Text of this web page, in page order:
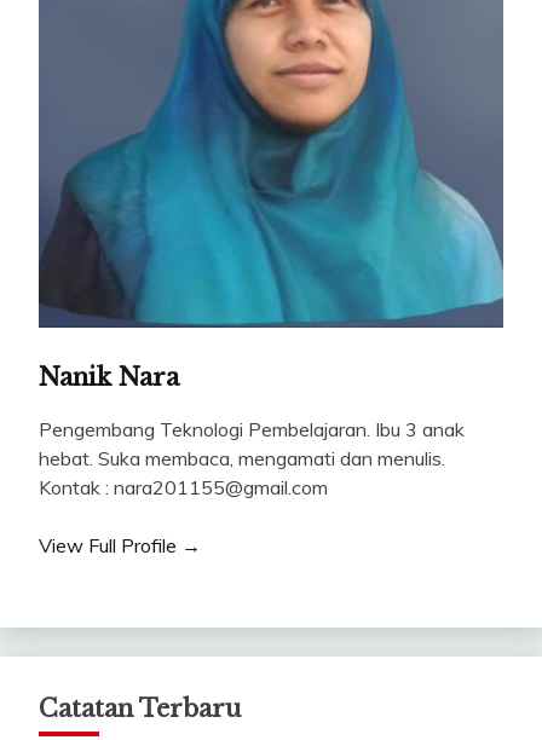
Nanik Nara
Pengembang Teknologi Pembelajaran. Ibu 3 anak
hebat. Suka membaca, mengamati dan menulis.
Kontak : nara201155@gmail.com
View Full Profile →
Catatan Terbaru